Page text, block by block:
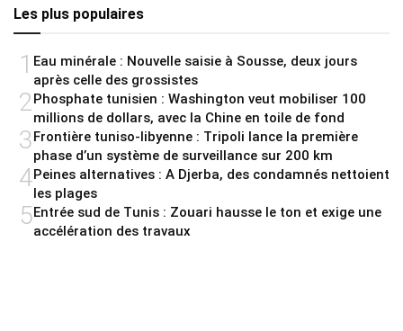
Les plus populaires
1 Eau minérale : Nouvelle saisie à Sousse, deux jours
après celle des grossistes
2Phosphate tunisien : Washington veut mobiliser 100
millions de dollars, avec la Chine en toile de fond
3Frontière tuniso-libyenne : Tripoli lance la première
phase d’un système de surveillance sur 200 km
4Peines alternatives : A Djerba, des condamnés nettoient
les plages
5Entrée sud de Tunis : Zouari hausse le ton et exige une
accélération des travaux